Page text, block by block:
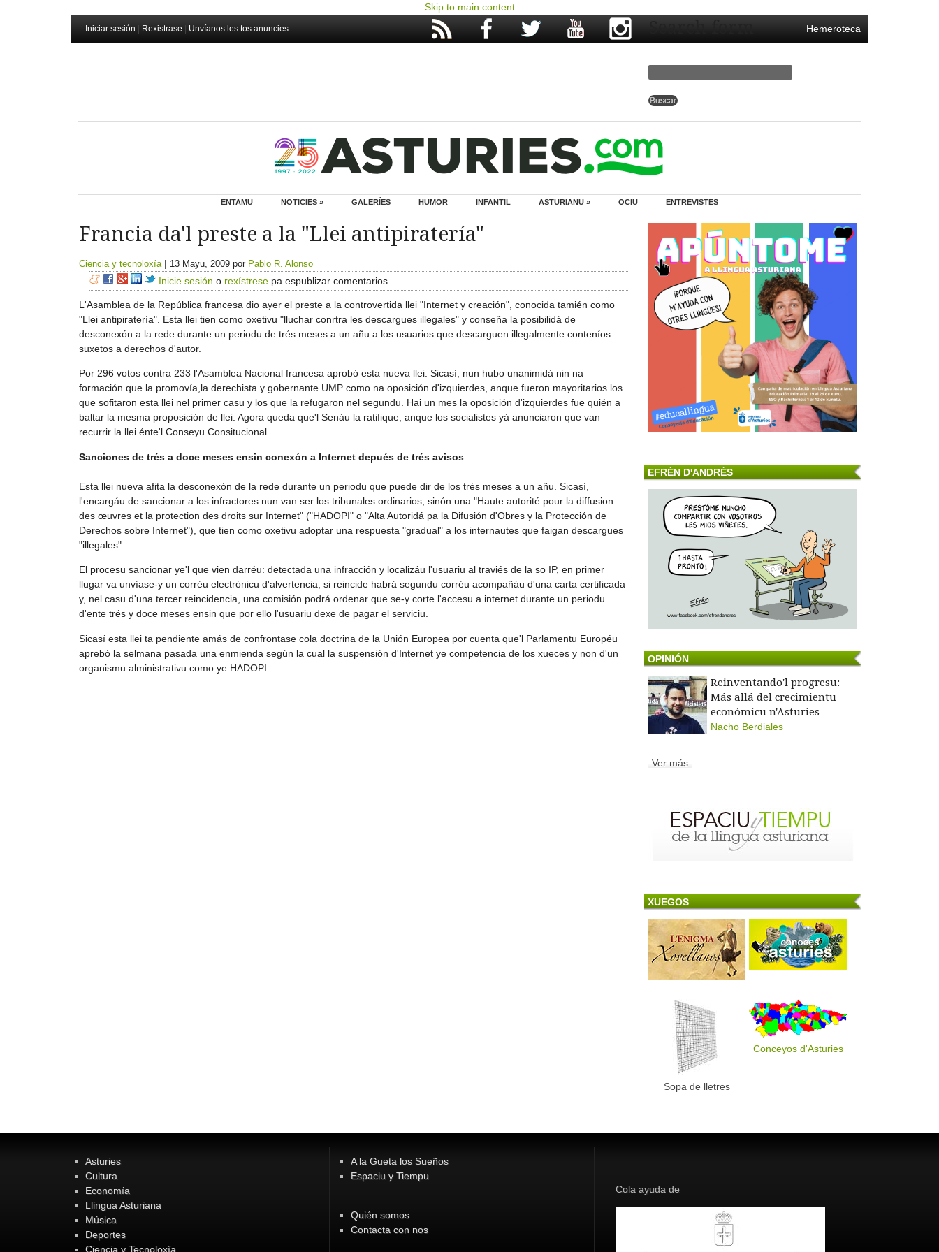
Skip to main content
Iniciar sesión Rexistrase Unvíanos les tos anuncies Hemeroteca
Search form
ENTAMU NOTICIES » GALERÍES HUMOR INFANTIL ASTURIANU » OCIU ENTREVISTES
Francia da'l preste a la "Llei antipiratería"
Ciencia y tecnoloxía | 13 Mayu, 2009 por Pablo R. Alonso
Inicie sesión o rexístrese pa espublizar comentarios
L'Asamblea de la República francesa dio ayer el preste a la controvertida llei "Internet y creación", conocida tamién como
"Llei antipiratería". Esta llei tien como oxetivu "lluchar conrtra les descargues illegales" y conseña la posibilidá de
desconexón a la rede durante un periodu de trés meses a un añu a los usuarios que descarguen illegalmente conteníos
suxetos a derechos d'autor.
Por 296 votos contra 233 l'Asamblea Nacional francesa aprobó esta nueva llei. Sicasí, nun hubo unanimidá nin na
formación que la promovía,la derechista y gobernante UMP como na oposición d'izquierdes, anque fueron mayoritarios los
que sofitaron esta llei nel primer casu y los que la refugaron nel segundu. Hai un mes la oposición d'izquierdes fue quién a
baltar la mesma proposición de llei. Agora queda que'l Senáu la ratifique, anque los socialistes yá anunciaron que van
recurrir la llei énte'l Conseyu Consitucional.
Sanciones de trés a doce meses ensin conexón a Internet depués de trés avisos
Esta llei nueva afita la desconexón de la rede durante un periodu que puede dir de los trés meses a un añu. Sicasí,
l'encargáu de sancionar a los infractores nun van ser los tribunales ordinarios, sinón una "Haute autorité pour la diffusion
des œuvres et la protection des droits sur Internet" ("HADOPI" o "Alta Autoridá pa la Difusión d'Obres y la Protección de
Derechos sobre Internet"), que tien como oxetivu adoptar una respuesta "gradual" a los internautes que faigan descargues
"illegales".
El procesu sancionar ye'l que vien darréu: detectada una infracción y localizáu l'usuariu al traviés de la so IP, en primer
llugar va unvíase-y un corréu electrónicu d'alvertencia; si reincide habrá segundu corréu acompañáu d'una carta certificada
y, nel casu d'una tercer reincidencia, una comisión podrá ordenar que se-y corte l'accesu a internet durante un periodu
d'ente trés y doce meses ensin que por ello l'usuariu dexe de pagar el serviciu.
Sicasí esta llei ta pendiente amás de confrontase cola doctrina de la Unión Europea por cuenta que'l Parlamentu Européu
aprebó la selmana pasada una enmienda según la cual la suspensión d'Internet ye competencia de los xueces y non d'un
organismu alministrativu como ye HADOPI.
EFRÉN D'ANDRÉS
OPINIÓN
Reinventando'l progresu:
Más allá del crecimientu
económicu n'Asturies
Nacho Berdiales
Ver más
XUEGOS
Sopa de lletres
Conceyos d'Asturies
Asturies
Cultura
Economía
Llingua Asturiana
Música
Deportes
Ciencia y Tecnoloxía
A la Gueta los Sueños
Espaciu y Tiempu
Quién somos
Contacta con nos
Cola ayuda de